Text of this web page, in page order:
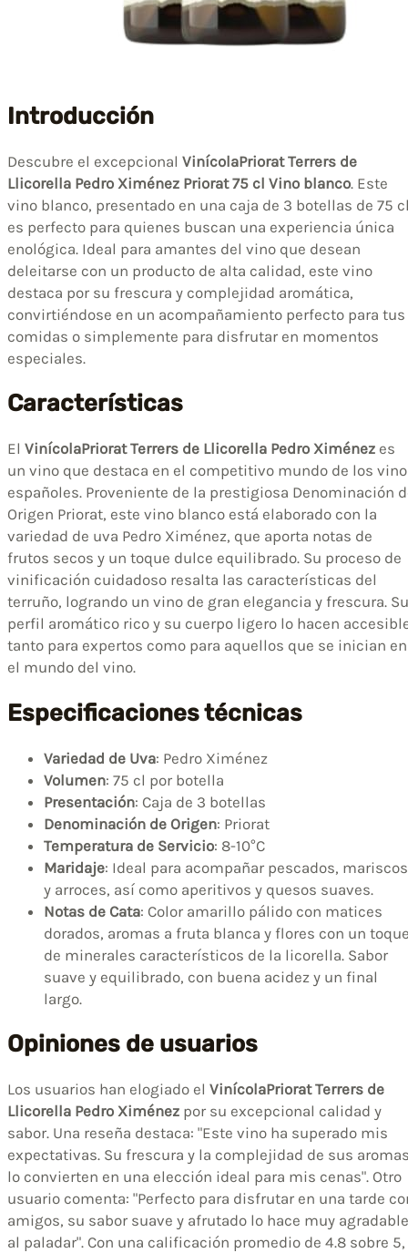
Introducción
Descubre el excepcional VinícolaPriorat Terrers de
Llicorella Pedro Ximénez Priorat 75 cl Vino blanco. Este
vino blanco, presentado en una caja de 3 botellas de 75
es perfecto para quienes buscan una experiencia única
enológica. Ideal para amantes del vino que desean
deleitarse con un producto de alta calidad, este vino
destaca por su frescura y complejidad aromática,
convirtiéndose en un acompañamiento perfecto para tus
comidas o simplemente para disfrutar en momentos
especiales.
Características
El VinícolaPriorat Terrers de Llicorella Pedro Ximénez es
un vino que destaca en el competitivo mundo de los
españoles. Proveniente de la prestigiosa Denominación
Origen Priorat, este vino blanco está elaborado con la
variedad de uva Pedro Ximénez, que aporta notas de
frutos secos y un toque dulce equilibrado. Su proceso de
vinificación cuidadoso resalta las características del
terruño, logrando un vino de gran elegancia y frescura. Su
perfil aromático rico y su cuerpo ligero lo hacen
tanto para expertos como para aquellos que se inician en
el mundo del vino.
Especificaciones técnicas
Variedad de Uva: Pedro Ximénez
Volumen: 75 cl por botella
Presentación: Caja de 3 botellas
Denominación de Origen: Priorat
Temperatura de Servicio: 8-10°C
Maridaje: Ideal para acompañar pescados, mariscos
y arroces, así como aperitivos y quesos suaves.
Notas de Cata: Color amarillo pálido con matices
dorados, aromas a fruta blanca y flores con un
de minerales característicos de la licorella. Sabor
suave y equilibrado, con buena acidez y un final
largo.
Opiniones de usuarios
Los usuarios han elogiado el VinícolaPriorat Terrers de
Llicorella Pedro Ximénez por su excepcional calidad y
sabor. Una reseña destaca: "Este vino ha superado mis
expectativas. Su frescura y la complejidad de sus
lo convierten en una elección ideal para mis cenas". Otro
usuario comenta: "Perfecto para disfrutar en una tarde
amigos, su sabor suave y afrutado lo hace muy agradable
al paladar". Con una calificación promedio de 4.8 sobre 5,